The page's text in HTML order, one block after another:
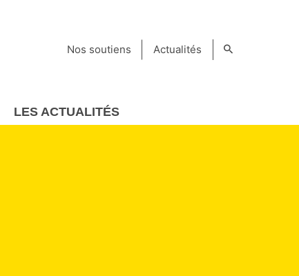
Nos soutiens Actualités
LES ACTUALITÉS